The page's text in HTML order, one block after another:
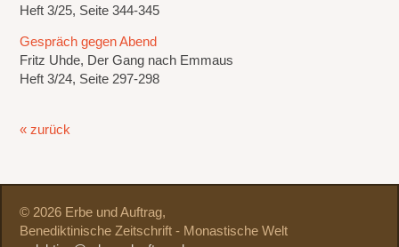
Heft 3/25, Seite 344-345
Gespräch gegen Abend
Fritz Uhde, Der Gang nach Emmaus
Heft 3/24, Seite 297-298
« zurück
© 2026 Erbe und Auftrag,
Benediktinische Zeitschrift - Monastische Welt